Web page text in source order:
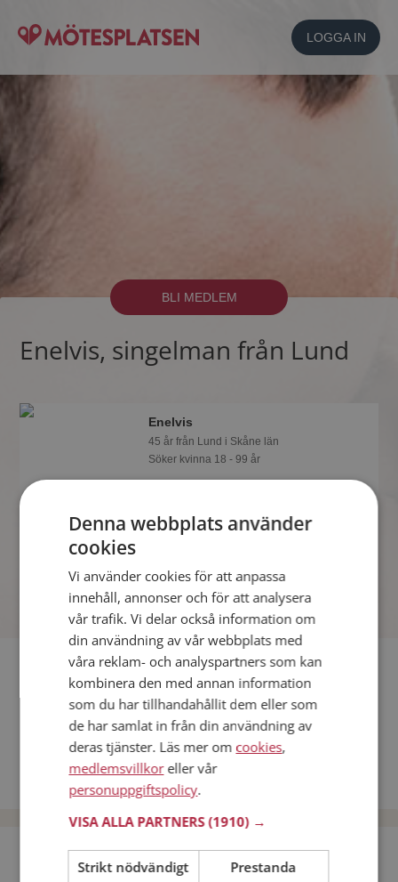
LOGGA IN
BLI MEDLEM
Enelvis, singelman från Lund
Enelvis
45 år från Lund i Skåne län
Söker kvinna 18 - 99 år
Gillar du att resa? Det kanske Enelvis
på det och mängder av andra
spännande fakta.
Fler singlar
Fler singelmän från Lund:Shan,Nils,Felix
Kvinnor från Lund
Dejta kvinnor i Sverige
Dejta män i Sverige
Bli medlem utan kostnad!
Denna webbplats använder
cookies
Vi använder cookies för att anpassa
innehåll, annonser och för att analysera
vår trafik. Vi delar också information om
din användning av vår webbplats med
våra reklam- och analyspartners som kan
kombinera den med annan information
som du har tillhandahållit dem eller som
de har samlat in från din användning av
deras tjänster. Läs mer om cookies,
medlemsvillkoreller vår
personuppgiftspolicy.
VISA ALLA PARTNERS(1910) →
Strikt nödvändigt Prestanda